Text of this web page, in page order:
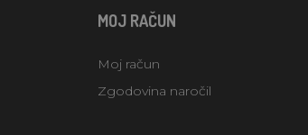
MOJ RAČUN
Moj račun
Zgodovina naročil